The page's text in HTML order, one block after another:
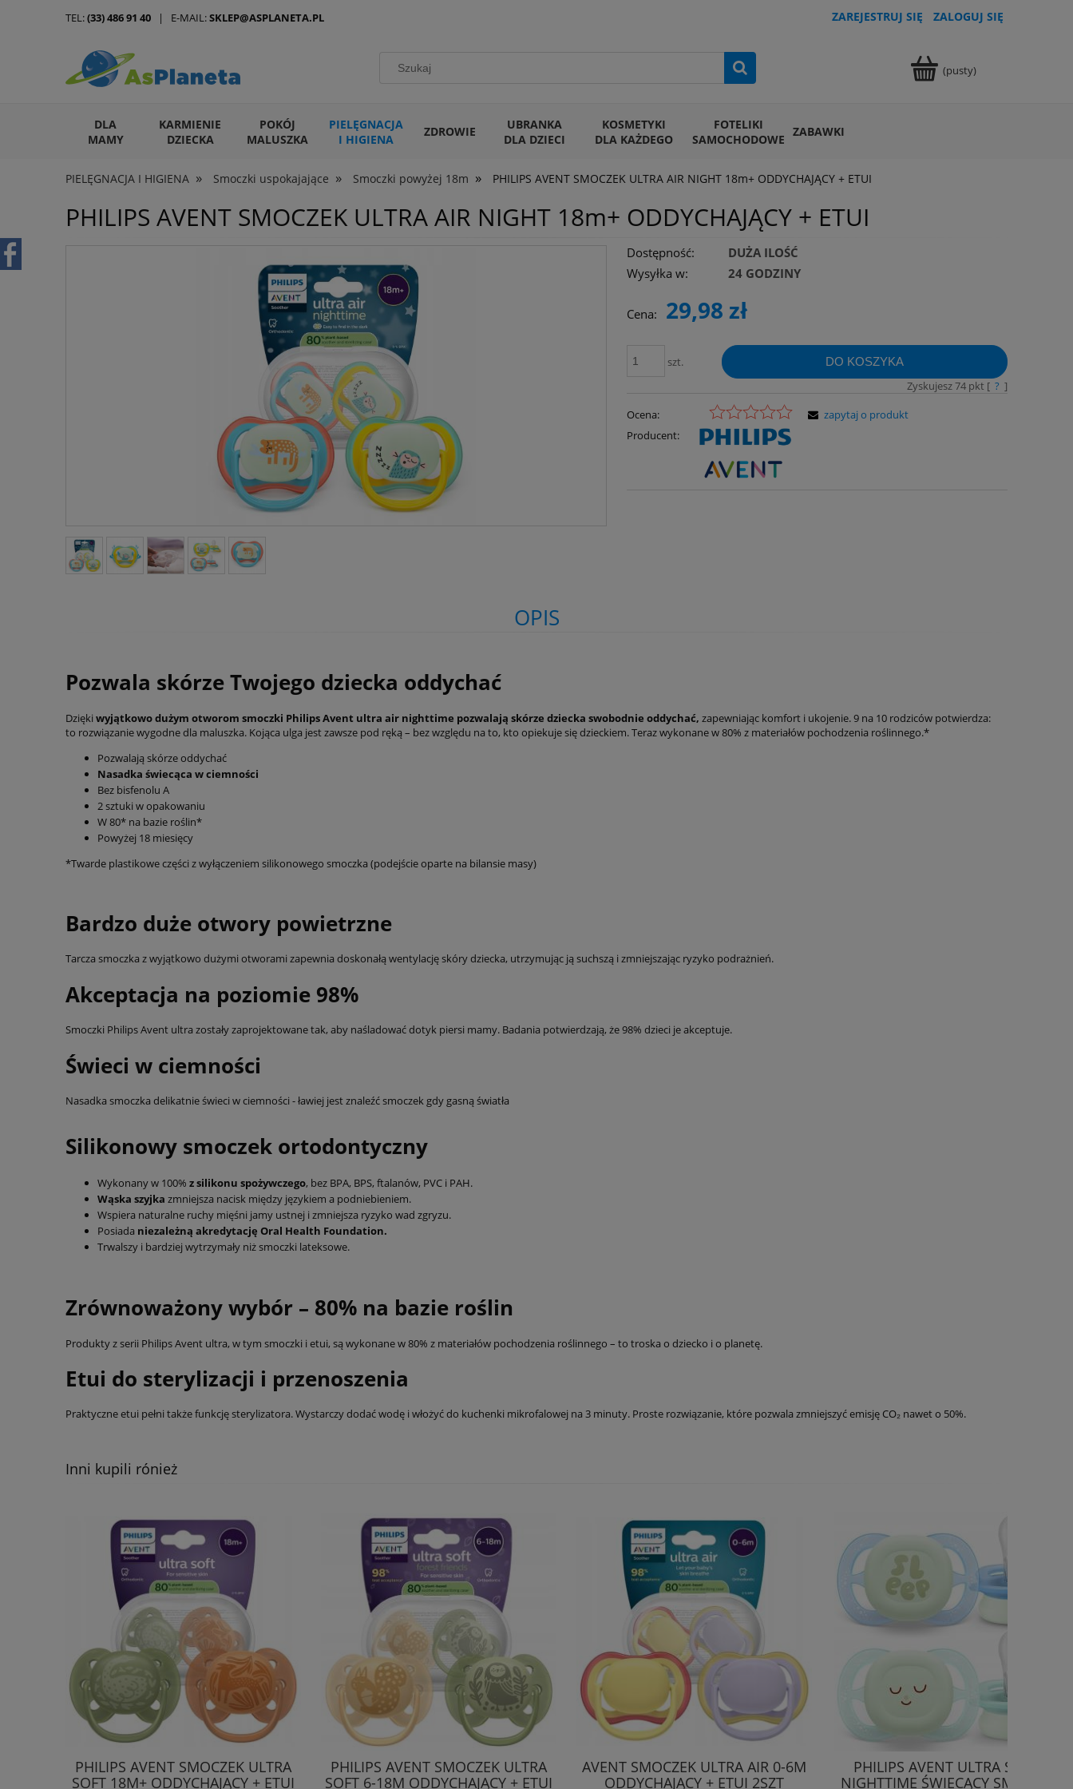
ZAREJESTRUJ SIĘ ZALOGUJ SIĘ
(pusty)
DLA
MAMY
KARMIENIE
DZIECKA
POKÓJ
MALUSZKA
PIELĘGNACJA
I HIGIENA
ZDROWIE
UBRANKA
DLA DZIECI
KOSMETYKI
DLA KAŻDEGO
FOTELIKI
SAMOCHODOWE ZABAWKI
ARTYKUŁY DLA ZWIERZĄT
PIELĘGNACJA I HIGIENA » Smoczki uspokajające » Smoczki powyżej 18m » PHILIPS AVENT SMOCZEK ULTRA AIR NIGHT 18m+ ODDYCHAJĄCY + ETUI
TEL:(33) 486 91 40 | E-MAIL:SKLEP@ASPLANETA.PL
PHILIPS AVENT SMOCZEK ULTRA AIR NIGHT 18m+ ODDYCHAJĄCY + ETUI
Dostępność:
DUŻA ILOŚĆ
Wysyłka w:
24 GODZINY
Cena: 29,98 zł
szt. DO KOSZYKA
Zyskujesz74pkt [ ? ]
Ocena:
Producent:
zapytaj o produkt
OPIS
Pozwala skórze Twojego dziecka oddychać
Dzięki wyjątkowo dużym otworom smoczki Philips Avent ultra air nighttime pozwalają skórze dziecka swobodnie oddychać, zapewniając komfort i ukojenie. 9 na 10 rodziców potwierdza:
to rozwiązanie wygodne dla maluszka. Kojąca ulga jest zawsze pod ręką – bez względu na to, kto opiekuje się dzieckiem. Teraz wykonane w 80% z materiałów pochodzenia roślinnego.*
Pozwalają skórze oddychać
Nasadka świecąca w ciemności
Bez bisfenolu A
2 sztuki w opakowaniu
W 80* na bazie roślin*
Powyżej 18 miesięcy
*Twarde plastikowe części z wyłączeniem silikonowego smoczka (podejście oparte na bilansie masy)
Bardzo duże otwory powietrzne
Tarcza smoczka z wyjątkowo dużymi otworami zapewnia doskonałą wentylację skóry dziecka, utrzymując ją suchszą i zmniejszając ryzyko podrażnień.
Akceptacja na poziomie 98%
Smoczki Philips Avent ultra zostały zaprojektowane tak, aby naśladować dotyk piersi mamy. Badania potwierdzają, że 98% dzieci je akceptuje.
Świeci w ciemności
Nasadka smoczka delikatnie świeci w ciemności - ławiej jest znaleźć smoczek gdy gasną światła
Silikonowy smoczek ortodontyczny
Wykonany w 100% z silikonu spożywczego, bez BPA, BPS, ftalanów, PVC i PAH.
Wąska szyjka zmniejsza nacisk między językiem a podniebieniem.
Wspiera naturalne ruchy mięśni jamy ustnej i zmniejsza ryzyko wad zgryzu.
Posiada niezależną akredytację Oral Health Foundation.
Trwalszy i bardziej wytrzymały niż smoczki lateksowe.
Zrównoważony wybór – 80% na bazie roślin
Produkty z serii Philips Avent ultra, w tym smoczki i etui, są wykonane w 80% z materiałów pochodzenia roślinnego – to troska o dziecko i o planetę.
Etui do sterylizacji i przenoszenia
Praktyczne etui pełni także funkcję sterylizatora. Wystarczy dodać wodę i włożyć do kuchenki mikrofalowej na 3 minuty. Proste rozwiązanie, które pozwala zmniejszyć emisję CO₂ nawet o 50%.
Inni kupili rónież
PHILIPS AVENT SMOCZEK ULTRA
SOFT 18M+ ODDYCHAJĄCY + ETUI
PHILIPS AVENT SMOCZEK ULTRA
SOFT 6-18M ODDYCHAJĄCY + ETUI
AVENT SMOCZEK ULTRA AIR 0-6M
ODDYCHAJĄCY + ETUI 2SZT
PHILIPS AVENT ULTRA START
NIGHTTIME ŚWIECĄCY SMOCZEK